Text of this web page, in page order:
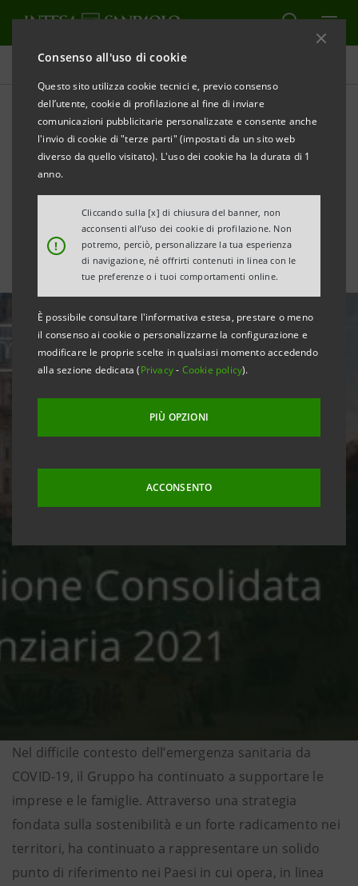
Consenso all'uso di cookie
Questo sito utilizza cookie tecnici e, previo consenso
dell’utente, cookie di profilazione al fine di inviare
comunicazioni pubblicitarie personalizzate e consente anche
l'invio di cookie di "terze parti" (impostati da un sito web
diverso da quello visitato). L'uso dei cookie ha la durata di 1
anno.
!
Cliccando sulla [x] di chiusura del banner, non
acconsenti all’uso dei cookie di profilazione. Non
potremo, perciò, personalizzare la tua esperienza
di navigazione, né offrirti contenuti in linea con le
tue preferenze o i tuoi comportamenti online.
È possibile consultare l'informativa estesa, prestare o meno
il consenso ai cookie o personalizzarne la configurazione e
modificare le proprie scelte in qualsiasi momento accedendo
alla sezione dedicata (Privacy- Cookie policy).
PIÙ OPZIONI
ACCONSENTO
Ultime notizie e approfondimenti
Pubblicata la Dichiarazione
Consolidata Non Finanziaria
2021
Nel difficile contesto dell’emergenza sanitaria da
COVID-19, il Gruppo ha continuato a supportare le
imprese e le famiglie. Attraverso una strategia
fondata sulla sostenibilità e un forte radicamento nei
territori, ha continuato a rappresentare un solido
punto di riferimento nei Paesi in cui opera, in linea